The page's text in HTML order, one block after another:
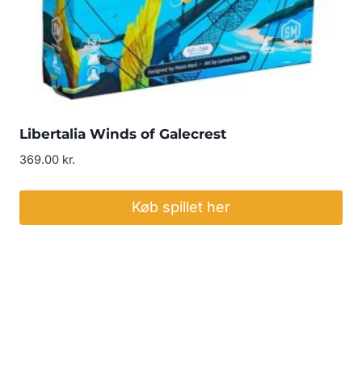
Libertalia Winds of Galecrest
369.00 kr.
Køb spillet her